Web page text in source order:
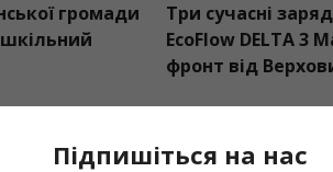
громади
Три сучасні
EcoFlow DELTA 3
фронт від
Підпишіться на нас